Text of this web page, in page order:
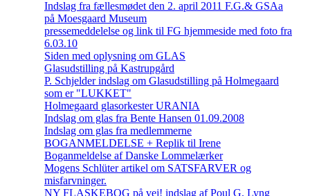
Indslag fra fællesmødet den 2. april 2011 F.G.& GSAa
på Moesgaard Museum
pressemeddelelse og link til FG hjemmeside med foto fra
6.03.10
Siden med oplysning om GLAS
Glasudstilling på Kastrupgård
P. Schjelder indslag om Glasudstilling på Holmegaard
som er "LUKKET"
Holmegaard glasorkester URANIA
Indslag om glas fra Bente Hansen 01.09.2008
Indslag om glas fra medlemmerne
BOGANMELDELSE + Replik til Irene
Boganmeldelse af Danske Lommelærker
Mogens Schlüter artikel om SATSFARVER og
misfarvninger.
NY FLASKEBOG på vej! indslag af Poul G. Lyng